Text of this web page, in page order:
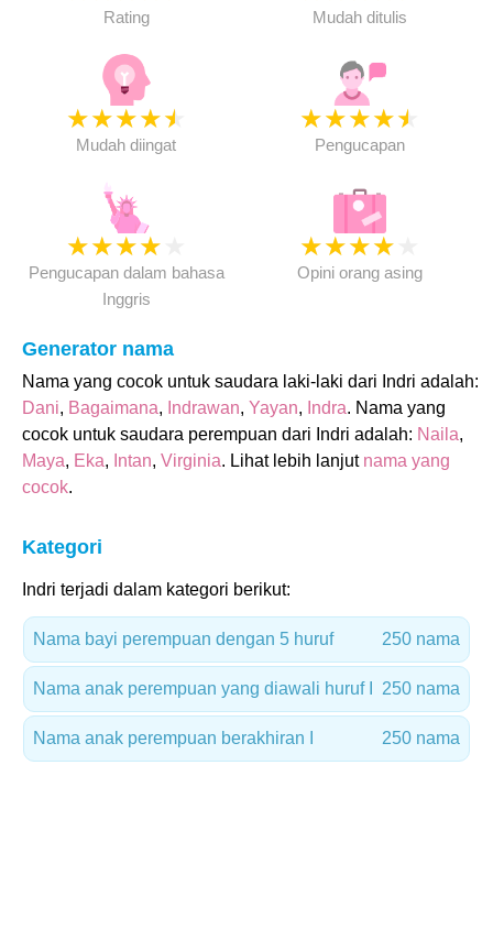
Rating Mudah ditulis
★★★★★
Mudah diingat
★★★★★
Pengucapan
★★★★
Pengucapan dalam bahasa
Inggris
★★★★
Opini orang asing
Generator nama
Nama yang cocok untuk saudara laki-laki dari Indri adalah:
Dani, Bagaimana, Indrawan, Yayan, Indra. Nama yang
cocok untuk saudara perempuan dari Indri adalah: Naila,
Maya, Eka, Intan, Virginia. Lihat lebih lanjut nama yang
cocok.
Kategori
Indri terjadi dalam kategori berikut:
Nama bayi perempuan dengan 5 huruf 250 nama
Nama anak perempuan yang diawali huruf I 250 nama
Nama anak perempuan berakhiran I 250 nama